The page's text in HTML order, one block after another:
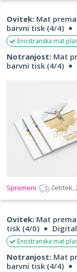
Ovitek: Mat
barvni tisk (4/4)
Enostranska mat
Notranjost: Mat
barvni tisk (4/4)
Spremeni četrtek,
Ovitek: Mat
tisk (4/0)
Enostranska mat
Notranjost: Mat
barvni tisk (4/4)